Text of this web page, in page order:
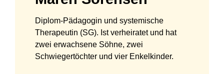
Diplom-Pädagogin und systemische
Therapeutin (SG). Ist verheiratet und hat
zwei erwachsene Söhne, zwei
Schwiegertöchter und vier Enkelkinder.